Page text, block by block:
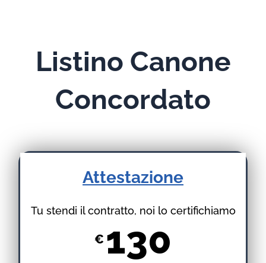
Listino Canone
Concordato
Attestazione
Tu stendi il contratto, noi lo certifichiamo
€ 130